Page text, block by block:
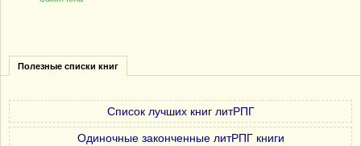
Полезные списки книг
Список лучших книг литРПГ
Одиночные законченные литРПГ книги